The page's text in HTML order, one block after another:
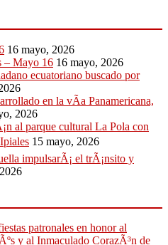
16 mayo, 2026
– Mayo 16 16 mayo, 2026
ecuatoriano buscado por
en la vÃ­a Panamericana,
2026
al parque cultural La Pola con
15 mayo, 2026
impulsarÃ¡ el trÃ¡nsito y
patronales en honor al
y al Inmaculado CorazÃ³n de